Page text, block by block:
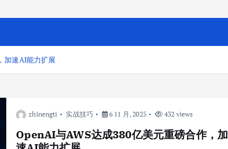
加速AI能力扩展
zhinengti 实战技巧 6 11 月, 2025 432 views
OpenAI与AWS达成380亿美元重磅合作，加